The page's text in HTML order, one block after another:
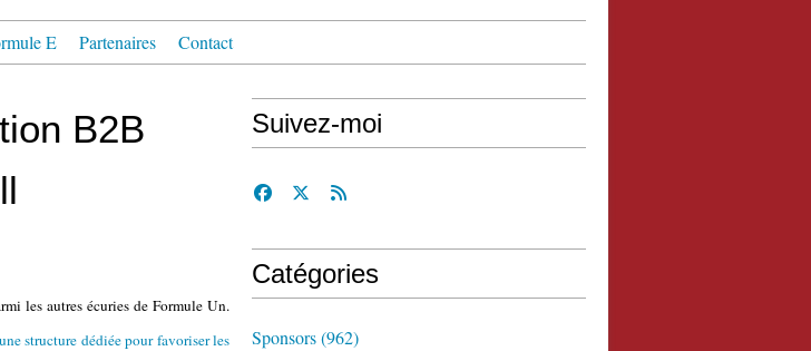
E Partenaires Contact
B2B
les autres écuries de Formule Un.
structure dédiée pour favoriser les
Suivez-moi
Catégories
Sponsors(962)